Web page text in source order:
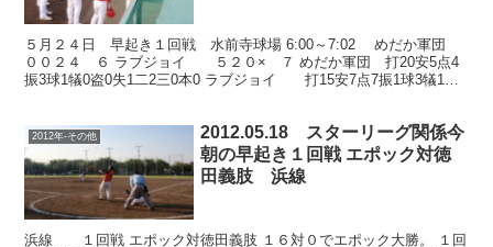
５月２４日 早起き１回戦 水前寺球場 6:00～7:02 めだか軍団
００２４ ６ ラブジョイ ５２０× ７ めだか軍団 打20安5点4
振3球1犠0盗0失1二2三0本0 ラブジョイ 打15安7点7振1球3犠1盗2
2012年-その他
2012.05.18 スターリーグ関係今
朝の早起き１回戦 エポック対徳
田義肢 浜線
浜線 １回戦 エポック対徳田義肢 １６対０でエポック大勝。 １回